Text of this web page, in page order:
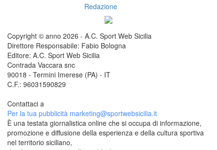
Redazione
Copyright © anno 2026 - A.C. Sport Web Sicilia
Direttore Responsabile: Fabio Bologna
Editore: A.C. Sport Web Sicilia
Contrada Vaccara snc
90018 - Termini Imerese (PA) - IT
C.F.: 96031590829
Contattaci a
Per la tua pubblicità marketing@sportwebsicilia.it
È una testata giornalistica online che si occupa di informazione,
promozione e diffusione della esperienza e della cultura sportiva
nel territorio siciliano,